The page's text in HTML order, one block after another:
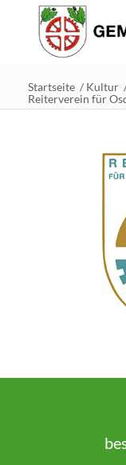
Startseite / Kultur
Reiterverein für